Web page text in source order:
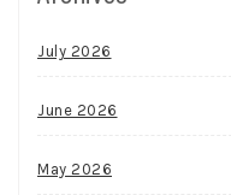
July 2026
June 2026
May 2026